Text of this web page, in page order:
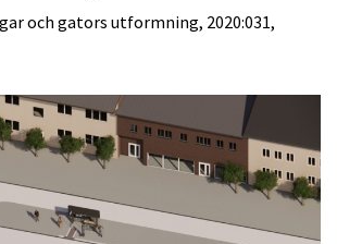
och gators utformning, 2020:031,